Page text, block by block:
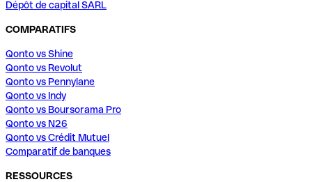
Dépôt de capital SARL
COMPARATIFS
Qonto vs Shine
Qonto vs Revolut
Qonto vs Pennylane
Qonto vs Indy
Qonto vs Boursorama Pro
Qonto vs N26
Qonto vs Crédit Mutuel
Comparatif de banques
RESSOURCES